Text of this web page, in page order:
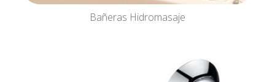
Bañeras Hidromasaje